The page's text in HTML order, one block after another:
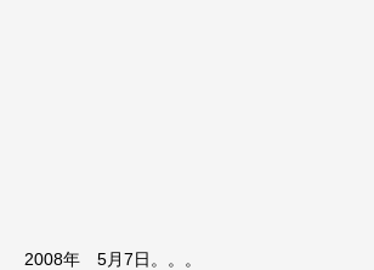
2008年 5月7日。。。